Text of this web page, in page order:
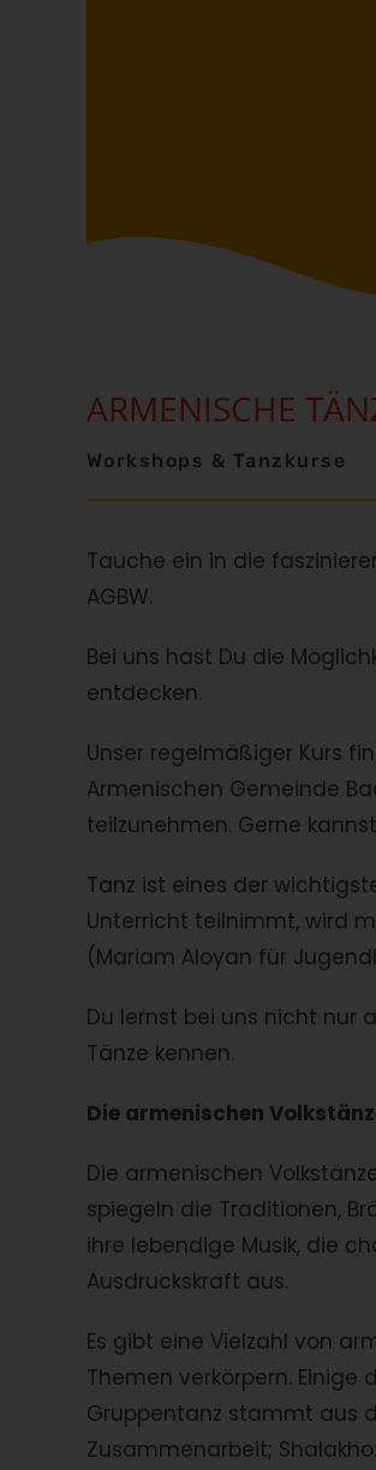
ARMENISCHE
Workshops & Tanzkurse
Tauche ein in die
AGBW.
Bei uns hast Du die
entdecken.
Unser regelmäßiger Kurs
Armenischen Gemeinde
teilzunehmen. Gerne
Tanz ist eines der
Unterricht teilnimmt, wird
(Mariam Aloyan für
Du lernst bei uns nicht nur
Tänze kennen.
Die armenischen
Die armenischen
spiegeln die Traditionen,
ihre lebendige Musik, die
Ausdruckskraft aus.
Es gibt eine Vielzahl von
Themen verkörpern. Einige
Gruppentanz stammt aus
Zusammenarbeit;